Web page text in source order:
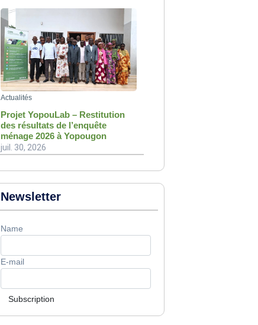
Actualités
Projet YopouLab – Restitution
des résultats de l’enquête
ménage 2026 à Yopougon
juil. 30, 2026
Newsletter
Name
E-mail
Subscription